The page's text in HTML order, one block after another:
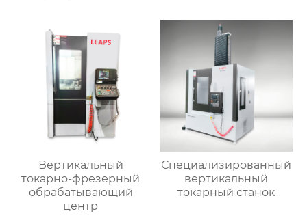
Вертикальный
токарно-фрезерный
обрабатывающий
центр
Специализированный
вертикальный
токарный станок